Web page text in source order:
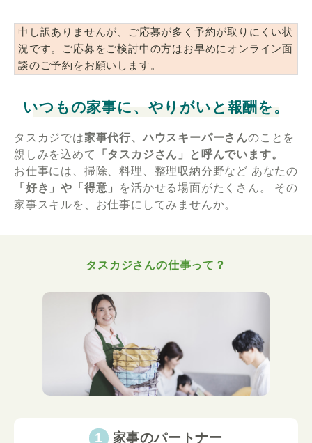
申し訳ありませんが、ご応募が多く予約が取りにくい状
況です。ご応募をご検討中の方はお早めにオンライン面
談のご予約をお願いします。
いつもの家事に、やりがいと報酬を。
タスカジでは家事代行、ハウスキーパーさんのことを
親しみを込めて
「タスカジさん」と呼んでいます。
お仕事には、掃除、料理、整理収納分野など あなたの
「好き」や「得意」
を活かせる場面がたくさん。
その
家事スキルを、お仕事にしてみませんか。
タスカジさんの仕事って？
家事のパートナー